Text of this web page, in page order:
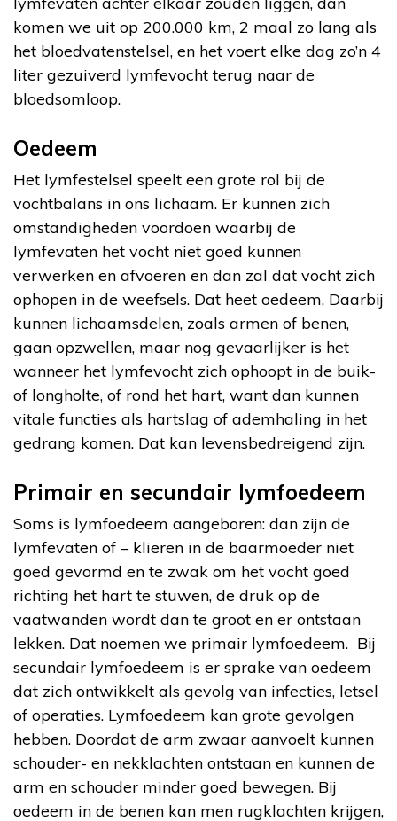
komen we uit op 200.000 km, 2 maal zo lang als
het bloedvatenstelsel, en het voert elke dag zo’n 4
liter gezuiverd lymfevocht terug naar de
bloedsomloop.
Oedeem
Het lymfestelsel speelt een grote rol bij de
vochtbalans in ons lichaam. Er kunnen zich
omstandigheden voordoen waarbij de
lymfevaten het vocht niet goed kunnen
verwerken en afvoeren en dan zal dat vocht zich
ophopen in de weefsels. Dat heet oedeem. Daarbij
kunnen lichaamsdelen, zoals armen of benen,
gaan opzwellen, maar nog gevaarlijker is het
wanneer het lymfevocht zich ophoopt in de buik-
of longholte, of rond het hart, want dan kunnen
vitale functies als hartslag of ademhaling in het
gedrang komen. Dat kan levensbedreigend zijn.
Primair en secundair lymfoedeem
Soms is lymfoedeem aangeboren: dan zijn de
lymfevaten of – klieren in de baarmoeder niet
goed gevormd en te zwak om het vocht goed
richting het hart te stuwen, de druk op de
vaatwanden wordt dan te groot en er ontstaan
lekken. Dat noemen we primair lymfoedeem. Bij
secundair lymfoedeem is er sprake van oedeem
dat zich ontwikkelt als gevolg van infecties, letsel
of operaties. Lymfoedeem kan grote gevolgen
hebben. Doordat de arm zwaar aanvoelt kunnen
schouder- en nekklachten ontstaan en kunnen de
arm en schouder minder goed bewegen. Bij
oedeem in de benen kan men rugklachten krijgen,